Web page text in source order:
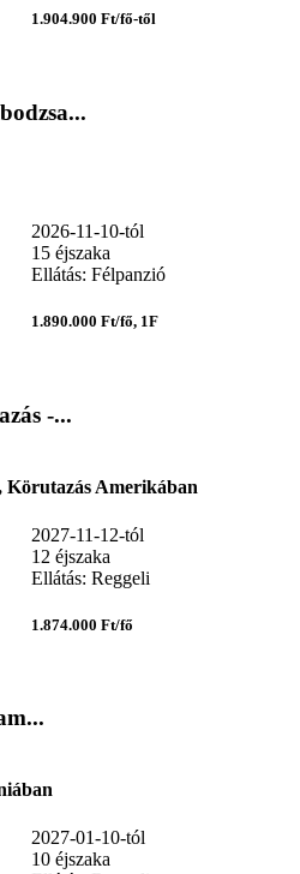
1.904.900 Ft/fő-től
2026-11-10-tól
15 éjszaka
Ellátás: Félpanzió
1.890.000 Ft/fő, 1F
-...
Amerikában
2027-11-12-tól
12 éjszaka
Ellátás: Reggeli
1.874.000 Ft/fő
2027-01-10-tól
10 éjszaka